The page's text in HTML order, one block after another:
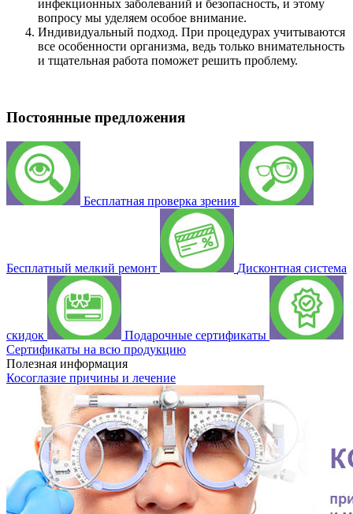
инфекционных заболеваний и безопасность, и этому
вопросу мы уделяем особое внимание.
Индивидуальный подход. При процедурах учитываются
все особенности организма, ведь только внимательность
и тщательная работа поможет решить проблему.
Постоянные предложения
Бесплатная проверка зрения
Бесплатный мелкий ремонт Дисконтная система
скидок
Подарочные сертификаты
Сертификаты на всю продукцию
Полезная информация
Косоглазие причины и лечение